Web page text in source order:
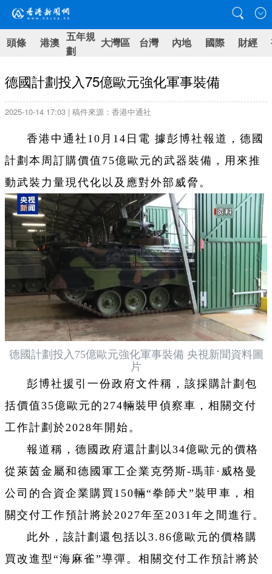
頭條 港澳 五年規
劃
大灣區 台灣 內地 國際 財經
德國計劃投入75億歐元強化軍事裝備
2025-10-14 17:03 | 稿件來源：香港中通社
香港中通社10月14日電 據彭博社報道，德國
計劃本周訂購價值75億歐元的武器裝備，用來推
動武裝力量現代化以及應對外部威脅。
德國計劃投入75億歐元強化軍事裝備 央視新聞資料圖
片
彭博社援引一份政府文件稱，該採購計劃包
括價值35億歐元的274輛裝甲偵察車，相關交付
工作計劃於2028年開始。
報道稱，德國政府還計劃以34億歐元的價格
從萊茵金屬和德國軍工企業克勞斯-瑪菲·威格曼
公司的合資企業購買150輛“拳師犬”裝甲車，相
關交付工作預計將於2027年至2031年之間進行。
此外，該計劃還包括以3.86億歐元的價格購
買改進型“海麻雀”導彈。相關交付工作預計將於